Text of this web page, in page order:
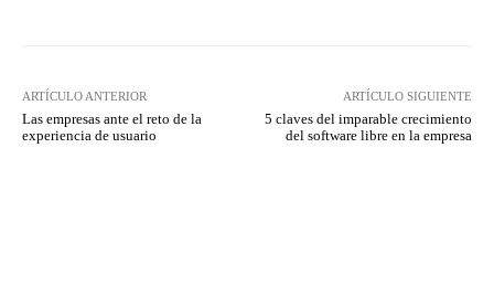
ARTÍCULO ANTERIOR
Las empresas ante el reto de la
experiencia de usuario
ARTÍCULO SIGUIENTE
5 claves del imparable crecimiento
del software libre en la empresa